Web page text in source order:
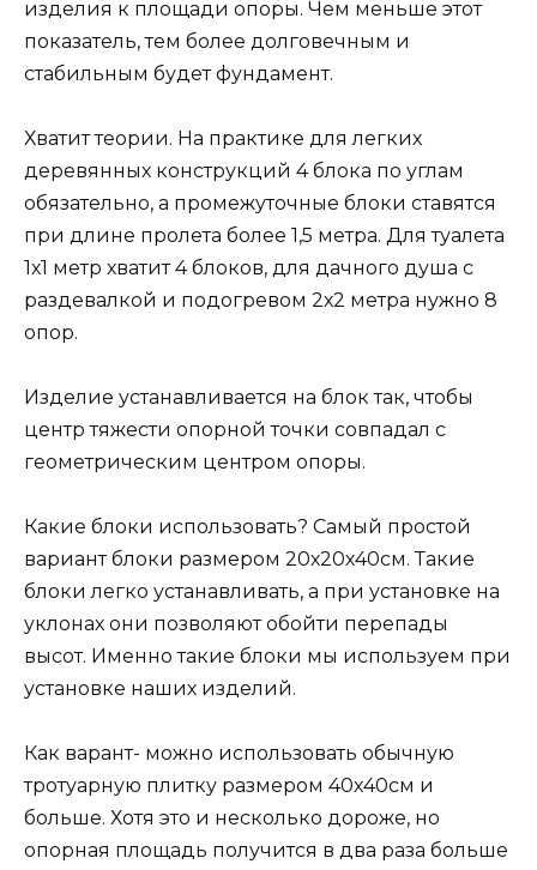
изделия к площади опоры. Чем меньше этот
показатель, тем более долговечным и
стабильным будет фундамент.
Хватит теории. На практике для легких
деревянных конструкций 4 блока по углам
обязательно, а промежуточные блоки ставятся
при длине пролета более 1,5 метра. Для туалета
1х1 метр хватит 4 блоков, для дачного душа с
раздевалкой и подогревом 2х2 метра нужно 8
опор.
Изделие устанавливается на блок так, чтобы
центр тяжести опорной точки совпадал с
геометрическим центром опоры.
Какие блоки использовать? Самый простой
вариант блоки размером 20х20х40см. Такие
блоки легко устанавливать, а при установке на
уклонах они позволяют обойти перепады
высот. Именно такие блоки мы используем при
установке наших изделий.
Как варант- можно использовать обычную
тротуарную плитку размером 40х40см и
больше. Хотя это и несколько дороже, но
опорная площадь получится в два раза больше